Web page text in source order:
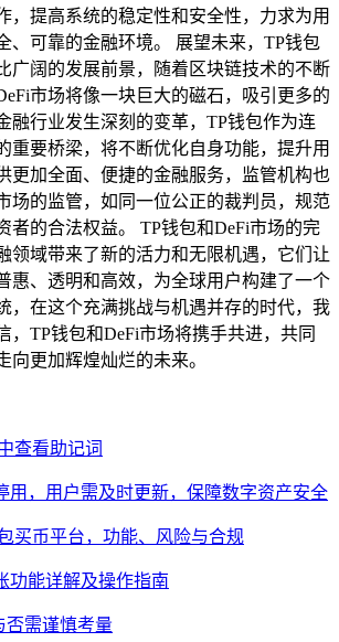
，提高系统的稳定性和安全性，力求为用
、可靠的金融环境。 展望未来，TP钱包
广阔的发展前景，随着区块链技术的不断
市场将像一块巨大的磁石，吸引更多的
融行业发生深刻的变革，TP钱包作为连
重要桥梁，将不断优化自身功能，提升用
更加全面、便捷的金融服务，监管机构也
场的监管，如同一位公正的裁判员，规范
者的合法权益。 TP钱包和DeFi市场的完
领域带来了新的活力和无限机遇，它们让
惠、透明和高效，为全球用户构建了一个
，在这个充满挑战与机遇并存的时代，我
，TP钱包和DeFi市场将携手共进，共同
向更加辉煌灿烂的未来。
查看助记词
用，用户需及时更新，保障数字资产安全
买币平台，功能、风险与合规
功能详解及操作指南
否需谨慎考量